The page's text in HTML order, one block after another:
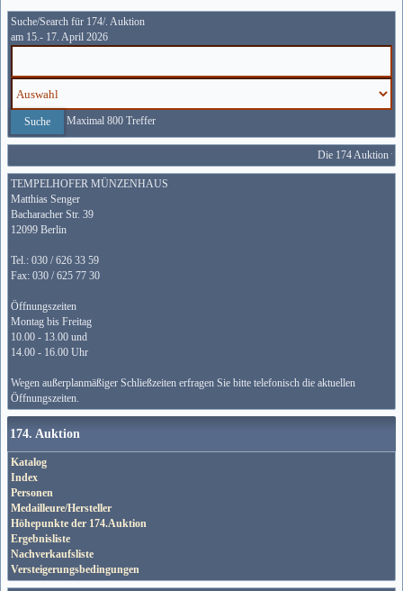
Suche/Search für 174/. Auktion
am 15.- 17. April 2026
Maximal 800 Treffer
Die 174 Auktion
TEMPELHOFER MÜNZENHAUS
Matthias Senger
Bacharacher Str. 39
12099 Berlin
Tel.: 030 / 626 33 59
Fax: 030 / 625 77 30
Öffnungszeiten
Montag bis Freitag
10.00 - 13.00 und
14.00 - 16.00 Uhr
Wegen außerplanmäßiger Schließzeiten erfragen Sie bitte telefonisch die aktuellen
Öffnungszeiten.
174. Auktion
Katalog
Index
Personen
Medailleure/Hersteller
Höhepunkte der 174.Auktion
Ergebnisliste
Nachverkaufsliste
Versteigerungsbedingungen